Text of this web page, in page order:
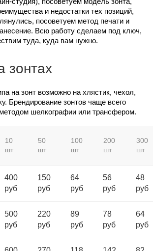
и недостатки тех позиций,
посоветуем метод печати и
Всю работу сделаем под ключ,
туда, куда вам нужно.
зонтах
на зонт возможно на хлястик, чехол,
Брендирование зонтов чаще всего
шелкографии или трансфером.
10
шт
50
шт
100
шт
200
шт
300
шт
400
руб
150
руб
64
руб
56
руб
48
руб
500
руб
220
руб
89
руб
78
руб
64
руб